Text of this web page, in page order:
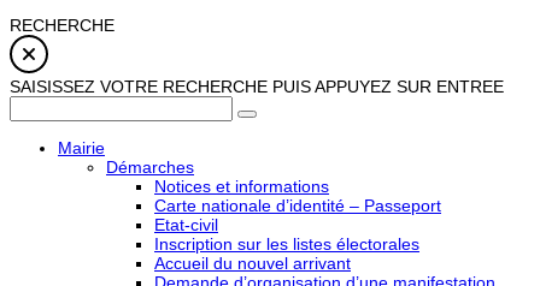
RECHERCHE
SAISISSEZ VOTRE RECHERCHE PUIS APPUYEZ SUR ENTREE
Mairie
Démarches
Notices et informations
Carte nationale d’identité – Passeport
Etat-civil
Inscription sur les listes électorales
Accueil du nouvel arrivant